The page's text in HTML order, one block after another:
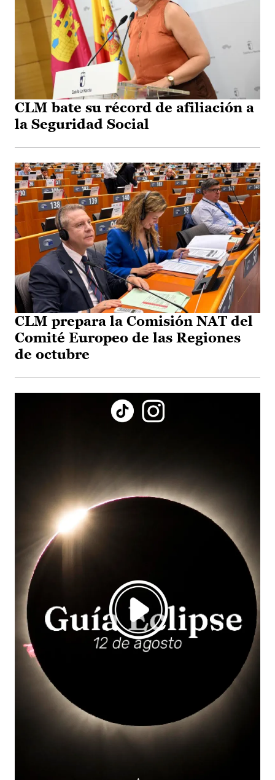
CLM bate su récord de afiliación a
la Seguridad Social
CLM prepara la Comisión NAT del
Comité Europeo de las Regiones
de octubre